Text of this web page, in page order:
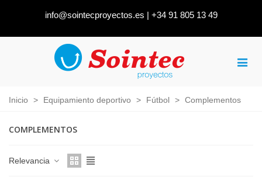
info@sointecproyectos.es | +34 91 805 13 49
Inicio > Equipamiento deportivo > Fútbol > Complementos
COMPLEMENTOS
Relevancia